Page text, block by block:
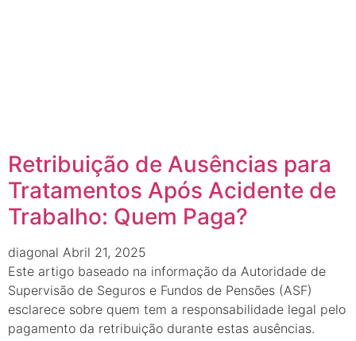
Retribuição de Ausências para
Tratamentos Após Acidente de
Trabalho: Quem Paga?
diagonal Abril 21, 2025
Este artigo baseado na informação da Autoridade de
Supervisão de Seguros e Fundos de Pensões (ASF)
esclarece sobre quem tem a responsabilidade legal pelo
pagamento da retribuição durante estas ausências.